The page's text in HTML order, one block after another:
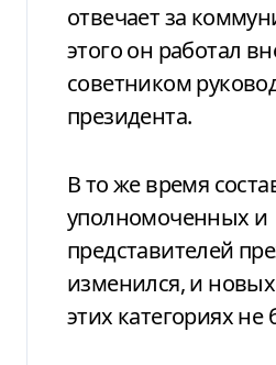
отвечает за
этого он работал
советником
президента.
В то же время
уполномоченных и
представителей
изменился, и
этих категориях не